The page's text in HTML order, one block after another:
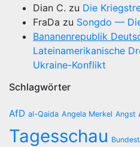
Dian C. zu Die
FraDa zu Songdo —
Bananenrepublik
Lateinamerikanische
Ukraine-Konflikt
Schlagwörter
AfD al-Qaida Angela Merkel Angst
Tagesschau